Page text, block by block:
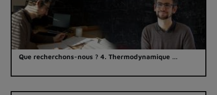
Que recherchons-nous ? 4. Thermodynamique …